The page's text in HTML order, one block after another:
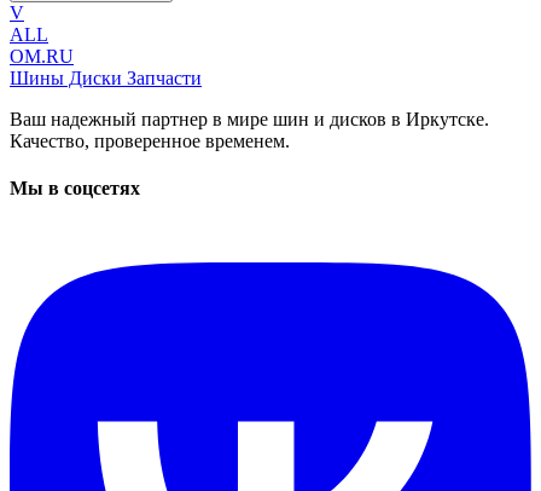
V
ALL
OM.RU
Шины Диски Запчасти
Ваш надежный партнер в мире шин и дисков в Иркутске.
Качество, проверенное временем.
Мы в соцсетях